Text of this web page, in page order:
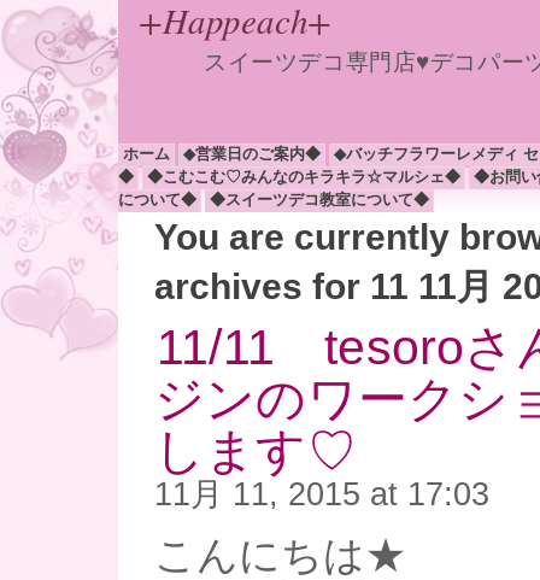
+Happeach+
スイーツデコ専門店♥デコパ
ホーム ◆営業日のご案内◆
◆バッチフラワーレメディ
◆
◆こむこむ♡みんなのキラキラ☆マルシェ◆
◆お問
について◆
◆スイーツデコ教室について◆
You are currently
archives for 11 11月
11/11 tesoroさ
ジンのワークシ
します♡
11月 11, 2015 at 17:03
こんにちは★